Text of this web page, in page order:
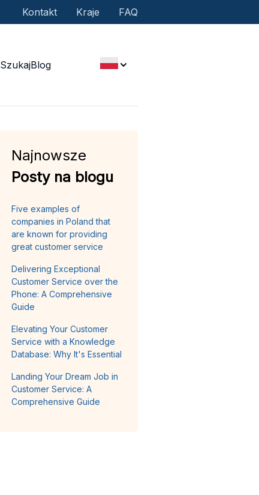
Kontakt Kraje FAQ
SzukajBlog
Najnowsze
Posty na blogu
Five examples of
companies in Poland that
are known for providing
great customer service
Delivering Exceptional
Customer Service over the
Phone: A Comprehensive
Guide
Elevating Your Customer
Service with a Knowledge
Database: Why It's Essential
Landing Your Dream Job in
Customer Service: A
Comprehensive Guide